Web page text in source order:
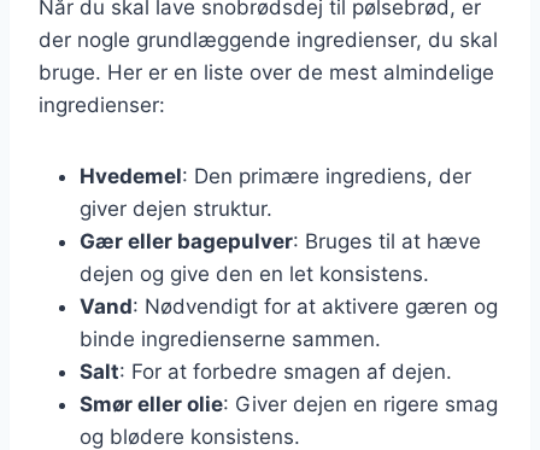
Når du skal lave snobrødsdej til pølsebrød, er
der nogle grundlæggende ingredienser, du skal
bruge. Her er en liste over de mest almindelige
ingredienser:
Hvedemel: Den primære ingrediens, der
giver dejen struktur.
Gær eller bagepulver: Bruges til at hæve
dejen og give den en let konsistens.
Vand: Nødvendigt for at aktivere gæren og
binde ingredienserne sammen.
Salt: For at forbedre smagen af dejen.
Smør eller olie: Giver dejen en rigere smag
og blødere konsistens.